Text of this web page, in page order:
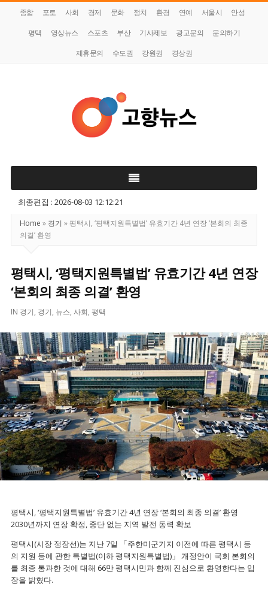
종합 포토 사회 경제 문화 정치 환경 연예 서울시
안성
평택
영상뉴스 스포츠 부산 기사제보 광고문의
문의하기
제휴문의
수도권 강원권 경상권
향
스최종편집 : 2026-08-03 12:12:21
Home » 경기 » 평택시, ‘평택지원특별법’ 유효기간 4년 연장 ‘본회의 최종
의결’ 환영
평택시, ‘평택지원특별법’ 유효기간 4년 연장
‘본회의 최종 의결’ 환영
IN 경기, 경기, 뉴스, 사회, 평택
평택시, ‘평택지원특별법’ 유효기간 4년 연장 ‘본회의 최종 의결’ 환영
2030년까지 연장 확정, 중단 없는 지역 발전 동력 확보
평택시(시장 정장선)는 지난 7일 「주한미군기지 이전에 따른 평택시 등
의 지원 등에 관한 특별법(이하 평택지원특별법)」 개정안이 국회 본회의
를 최종 통과한 것에 대해 66만 평택시민과 함께 진심으로 환영한다는 입
장을 밝혔다.